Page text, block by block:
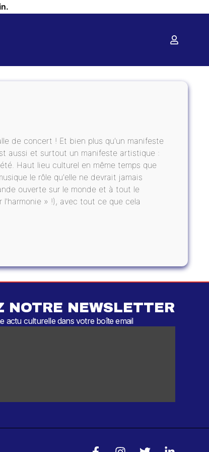
de concert ! Et bien plus qu'un manifeste
aussi et surtout un manifeste artistique :
Haut lieu culturel en même temps que
le rôle qu'elle ne devrait jamais
ouverte sur le monde et à tout le
» !), avec tout ce que cela
NOTRE NEWSLETTER
actu culturelle dans votre boîte email